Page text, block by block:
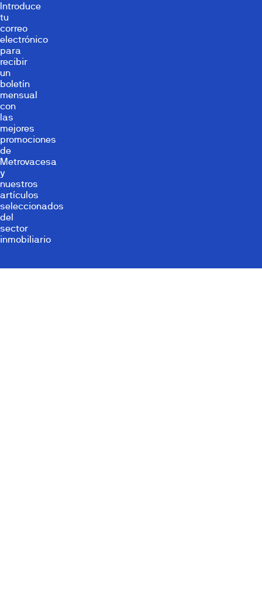
Introduce
tu
correo
electrónico
para
recibir
un
boletín
mensual
con
las
mejores
promociones
de
Metrovacesa
y
nuestros
artículos
seleccionados
del
sector
inmobiliario